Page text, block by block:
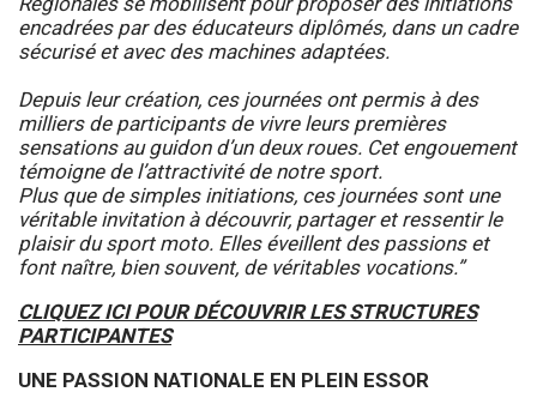
encadrées par des éducateurs diplômés, dans un cadre
sécurisé et avec des machines adaptées.
Depuis leur création, ces journées ont permis à des
milliers de participants de vivre leurs premières
sensations au guidon d’un deux roues. Cet engouement
témoigne de l’attractivité de notre sport.
Plus que de simples initiations, ces journées sont une
véritable invitation à découvrir, partager et ressentir le
plaisir du sport moto. Elles éveillent des passions et
font naître, bien souvent, de véritables vocations.”
CLIQUEZ ICI POUR DÉCOUVRIR LES STRUCTURES
PARTICIPANTES
UNE PASSION NATIONALE EN PLEIN ESSOR